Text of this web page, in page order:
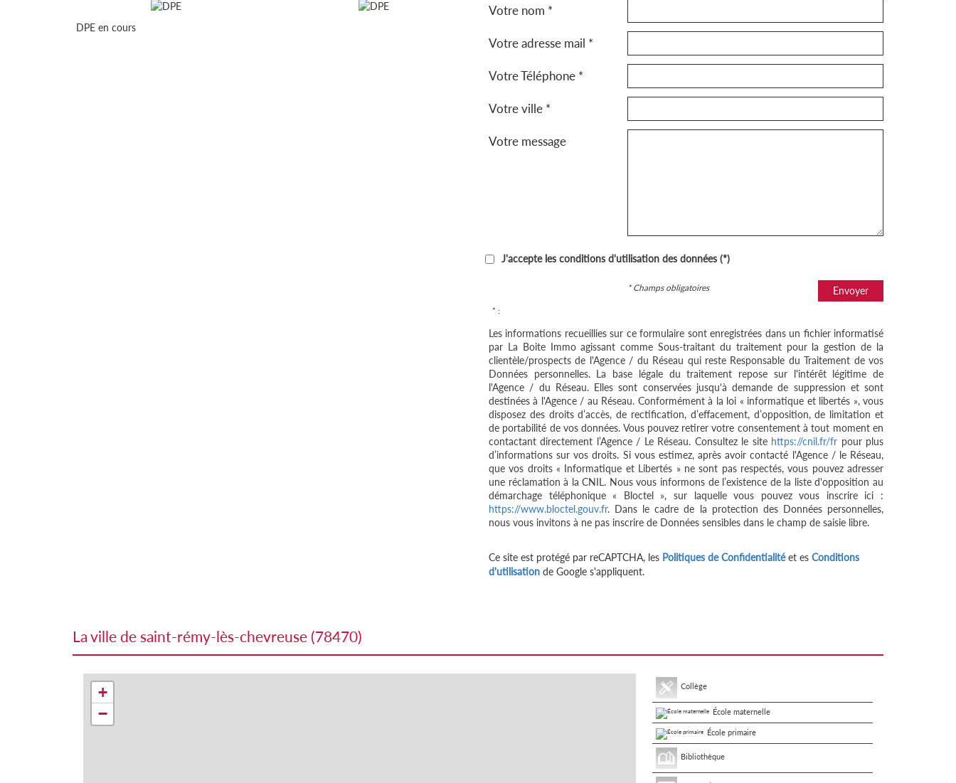
DPE en cours
Votre nom *
Votre adresse mail *
Votre Téléphone *
Votre ville *
Votre message
J'accepte les conditions d'utilisation des données (*)
Envoyer
* Champs obligatoires
* :
Les informations recueillies sur ce formulaire sont enregistrées dans un fichier informatisé
par La Boite Immo agissant comme Sous-traitant du traitement pour la gestion de la
clientèle/prospects de l'Agence / du Réseau qui reste Responsable du Traitement de vos
Données personnelles. La base légale du traitement repose sur l'intérêt légitime de
l'Agence / du Réseau. Elles sont conservées jusqu'à demande de suppression et sont
destinées à l'Agence / au Réseau. Conformément à la loi « informatique et libertés », vous
disposez des droits d’accès, de rectification, d’effacement, d’opposition, de limitation et
de portabilité de vos données. Vous pouvez retirer votre consentement à tout moment en
contactant directement l’Agence / Le Réseau. Consultez le site https://cnil.fr/fr pour plus
d’informations sur vos droits. Si vous estimez, après avoir contacté l'Agence / le Réseau,
que vos droits « Informatique et Libertés » ne sont pas respectés, vous pouvez adresser
une réclamation à la CNIL. Nous vous informons de l’existence de la liste d'opposition au
démarchage téléphonique « Bloctel », sur laquelle vous pouvez vous inscrire ici :
https://www.bloctel.gouv.fr. Dans le cadre de la protection des Données personnelles,
nous vous invitons à ne pas inscrire de Données sensibles dans le champ de saisie libre.
Ce site est protégé par reCAPTCHA, les Politiques de Confidentialitéet es Conditions
d'utilisation de Google s'appliquent.
la ville de saint-rémy-lès-chevreuse (78470)
+
−
Collège
École maternelle
École primaire
Bibliothèque